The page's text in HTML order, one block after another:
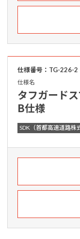
仕様番号：TG-226-2
仕様名
タフガード
B仕様
SDK（首都高速道路株